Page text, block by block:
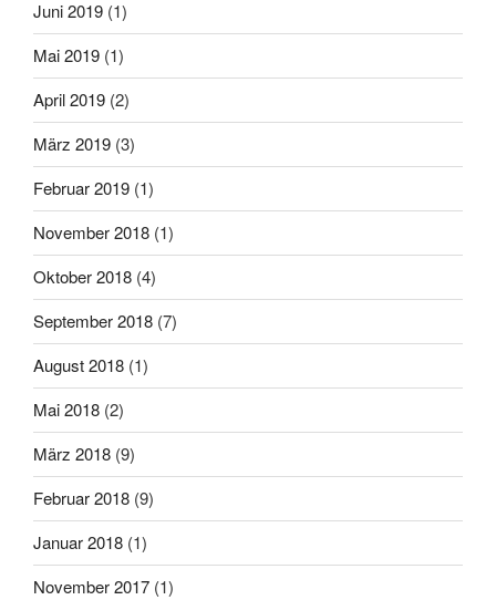
Juni 2019 (1)
Mai 2019 (1)
April 2019 (2)
März 2019 (3)
Februar 2019 (1)
November 2018 (1)
Oktober 2018 (4)
September 2018 (7)
August 2018 (1)
Mai 2018 (2)
März 2018 (9)
Februar 2018 (9)
Januar 2018 (1)
November 2017 (1)